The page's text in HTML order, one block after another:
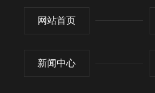
网站首页
新闻中心